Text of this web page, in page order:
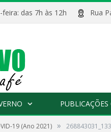
feira: das 7h às 12h Rua
PUBLICAÇÕES
19 (Ano 2021) »